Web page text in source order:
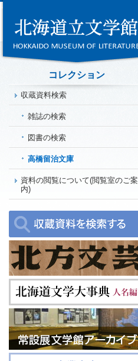
コレクション
収蔵資料検索
雑誌の検索
図書の検索
高橋留治文庫
資料の閲覧について(閲覧室のご案
内)